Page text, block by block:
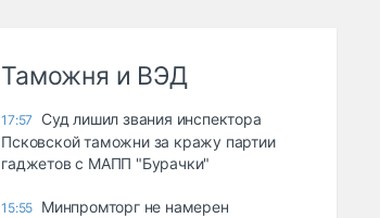
Таможня и ВЭД
17:57
Суд лишил звания инспектора
Псковской таможни за кражу партии
гаджетов с МАПП "Бурачки"
15:55 Минпромторг не намерен